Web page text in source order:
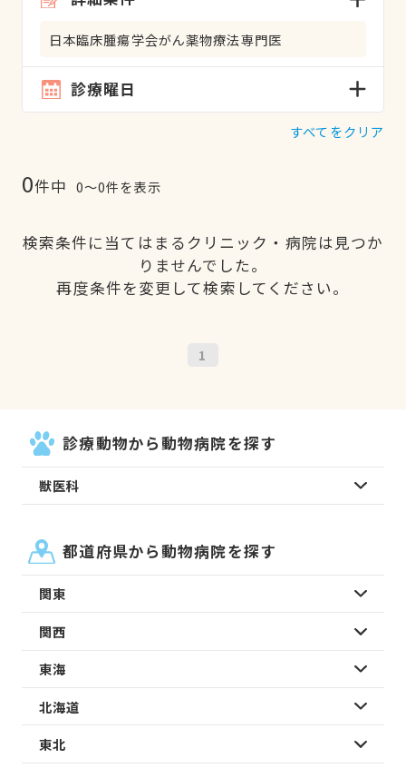
日本臨床腫瘍学会がん薬物療法専門医
診療曜日
すべてをクリア
0件中 0〜0件を表示
検索条件に当てはまるクリニック・病院は見つか
りませんでした。
再度条件を変更して検索してください。
1
診療動物から動物病院を探す
獣医科
都道府県から動物病院を探す
関東
関西
東海
北海道
東北